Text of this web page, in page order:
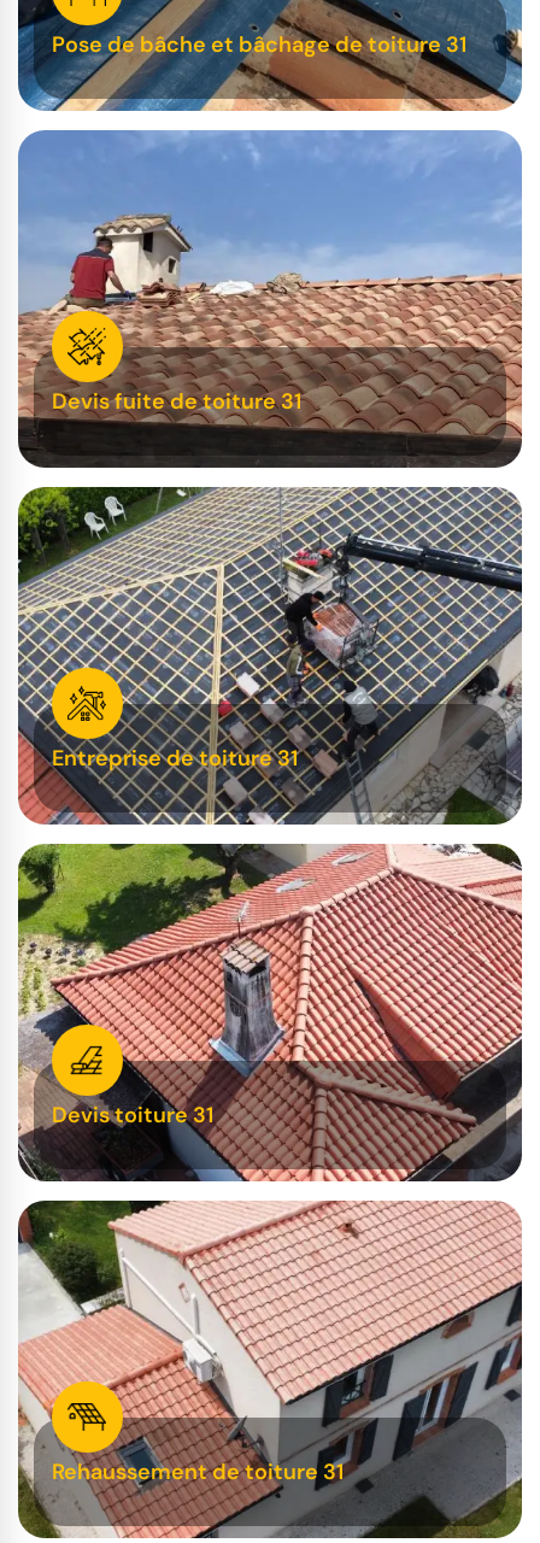
Pose de bâche et bâchage de toiture 31
Devis fuite de toiture 31
Entreprise de toiture 31
Devis toiture 31
Rehaussement de toiture 31